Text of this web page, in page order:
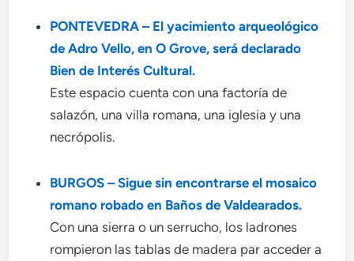
PONTEVEDRA – El yacimiento arqueológico
de Adro Vello, en O Grove, será declarado
Bien de Interés Cultural.
Este espacio cuenta con una factoría de
salazón, una villa romana, una iglesia y una
necrópolis.
BURGOS – Sigue sin encontrarse el mosaico
romano robado en Baños de Valdearados.
Con una sierra o un serrucho, los ladrones
rompieron las tablas de madera par acceder a